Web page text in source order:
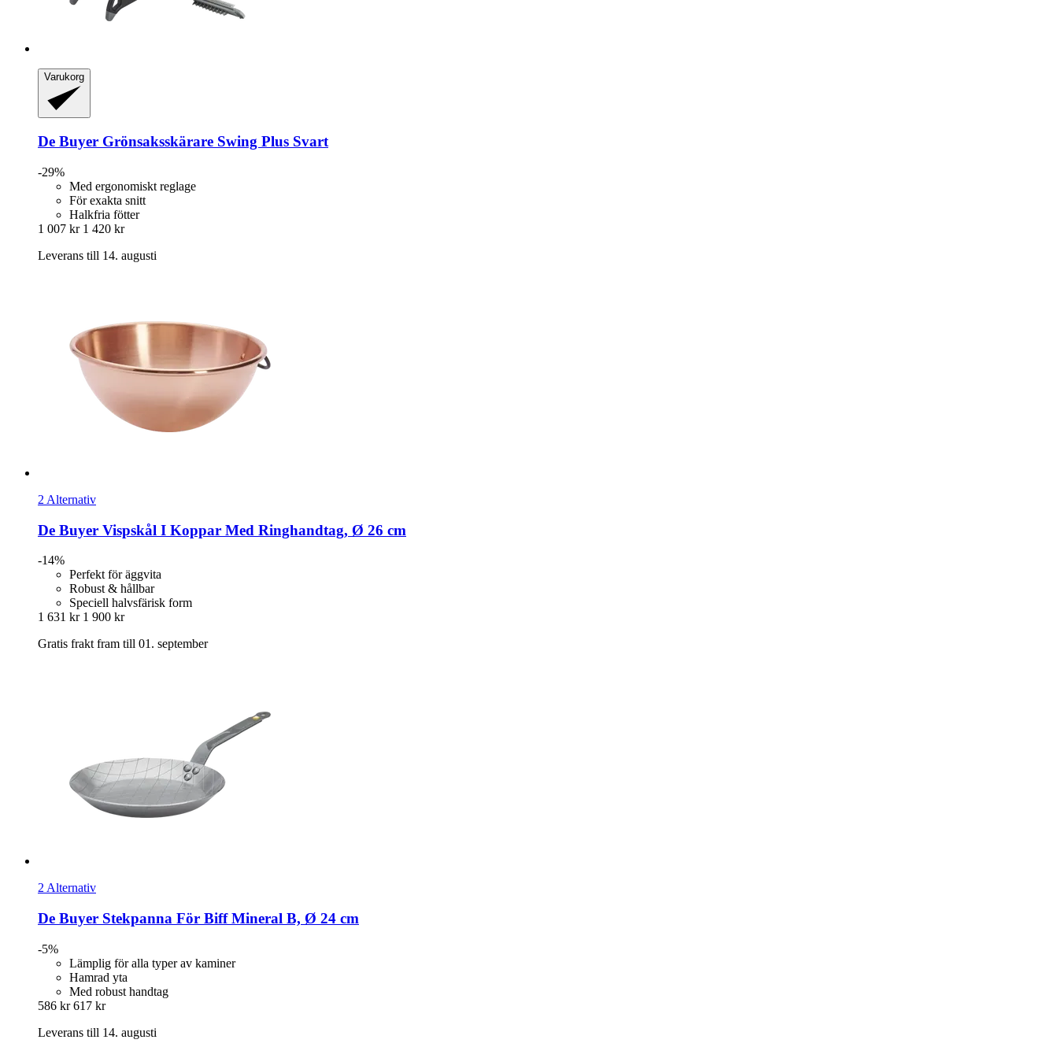
Varukorg
De Buyer Grönsaksskärare Swing Plus Svart
-29%
Med ergonomiskt reglage
För exakta snitt
Halkfria fötter
1 007 kr 1 420 kr
Leverans till 14. augusti
2 Alternativ
De Buyer Vispskål I Koppar Med Ringhandtag, Ø 26 cm
-14%
Perfekt för äggvita
Robust & hållbar
Speciell halvsfärisk form
1 631 kr 1 900 kr
Gratis frakt fram till 01. september
2 Alternativ
De Buyer Stekpanna För Biff Mineral B, Ø 24 cm
-5%
Lämplig för alla typer av kaminer
Hamrad yta
Med robust handtag
586 kr 617 kr
Leverans till 14. augusti